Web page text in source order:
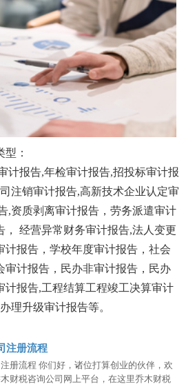
：
报告,年检审计报告,招投标审计报
注销审计报告,高新技术企业认定审
,资质剥离审计报告，劳务派遣审计
， 经营异常财务审计报告,法人变更
计报告，学校年度审计报告，社会
审计报告，民办非审计报告，民办
计报告,工程结算工程竣工决算审计
理升级审计报告等。
注册流程
册流程 你们好，诸位打算创业的伙伴，欢
财税咨询公司网上平台，在这里乔木财税